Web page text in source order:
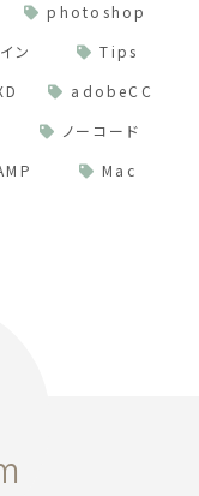
photoshop
ン
Tips
adobeCC
ノーコード
Mac